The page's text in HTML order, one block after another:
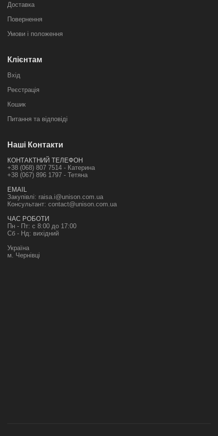
Доставка
Повернення
Умови і положення
Клієнтам
Вхід
Реєстрація
Кошик
Питання та відповіді
Наші Контакти
КОНТАКТНИЙ ТЕЛЕФОН
+38 (068) 807 7514 - Катерина
+38 (067) 896 1797 - Тетяна
EMAIL
Закупівлі: raisa.i@unison.com.ua
Консультант: contact@unison.com.ua
ЧАС РОБОТИ
Пн - Пт: с 8:00 до 17:00
Сб - Нд: вихідний
Україна
м. Чернівці